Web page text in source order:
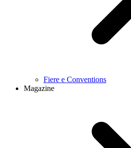
Fiere e Conventions
Magazine